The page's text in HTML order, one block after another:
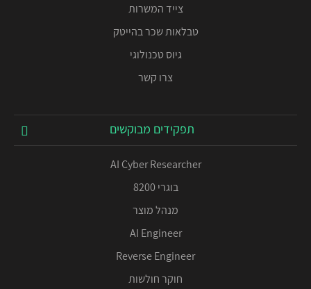
צייד המשרות
טבלאות שכר בהייטק
גיוס טכנולוגי
צרו קשר
תפקידים מבוקשים
AI Cyber Researcher
בוגרי 8200
מנהל מוצר
AI Engineer
Reverse Engineer
חוקר חולשות